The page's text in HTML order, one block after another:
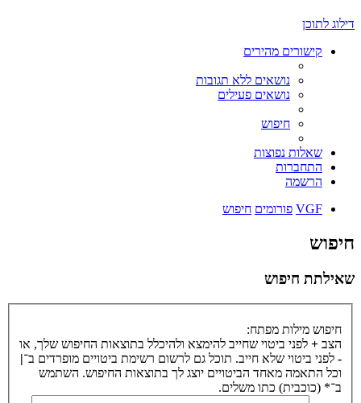
דילוג לתוכן
קישורים מהירים
נושאים ללא תגובות
נושאים פעילים
חיפוש
שאלות נפוצות
התחברות
הרשמה
VGF פורומים חיפוש
חיפוש
שאילתת חיפוש
חיפוש מילות מפתח:
הצב + לפני ביטוי שחייב להימצא ולהיכלל בתוצאות החיפוש שלך, או
- לפני ביטוי שלא חייב. תוכל גם לרשום רשימת ביטויים מופרדים ב־|
וכל התאמה מאחד הביטויים יוצג לך בתוצאות החיפוש. השתמש
ב־* (כוכבית) כתו משלים.